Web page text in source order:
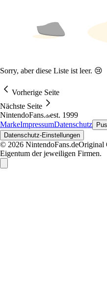
Sorry, aber diese Liste ist leer. 😢
Vorherige Seite
Nächste Seite
NintendoFans.deest. 1999
MarkeImpressumDatenschutz
Datenschutz-Einstellungen
© 2026 NintendoFans.deOriginal
Eigentum der jeweiligen Firmen.